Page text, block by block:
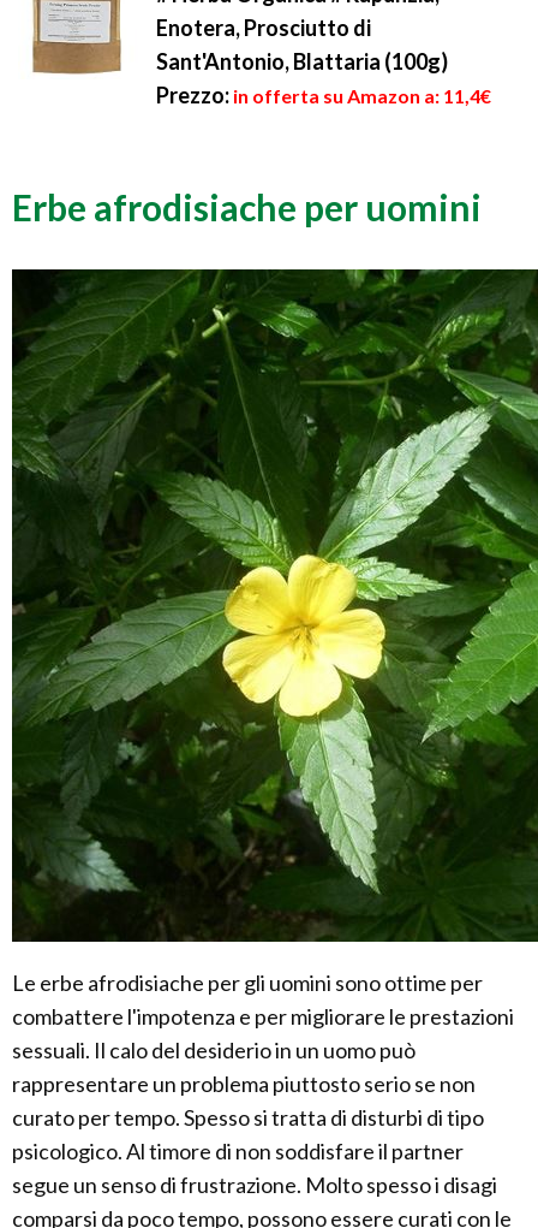
Enotera, Prosciutto di
Sant'Antonio, Blattaria (100g)
Prezzo: in offerta su Amazon a: 11,4€
Erbe afrodisiache per uomini
Le erbe afrodisiache per gli uomini sono ottime per
combattere l'impotenza e per migliorare le prestazioni
sessuali. Il calo del desiderio in un uomo può
rappresentare un problema piuttosto serio se non
curato per tempo. Spesso si tratta di disturbi di tipo
psicologico. Al timore di non soddisfare il partner
segue un senso di frustrazione. Molto spesso i disagi
comparsi da poco tempo, possono essere curati con le